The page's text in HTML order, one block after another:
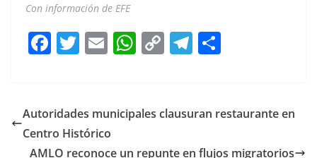
Con información de EFE
F
e
b
T
er
E
l
W
s
C
y
T
gr e
Autoridades municipales clausuran restaurante en
Centro Histórico
AMLO reconoce un repunte en flujos migratorios